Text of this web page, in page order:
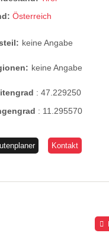
Österreich
keine Angabe
keine Angabe
:47.229250
: 11.295570
Kontakt